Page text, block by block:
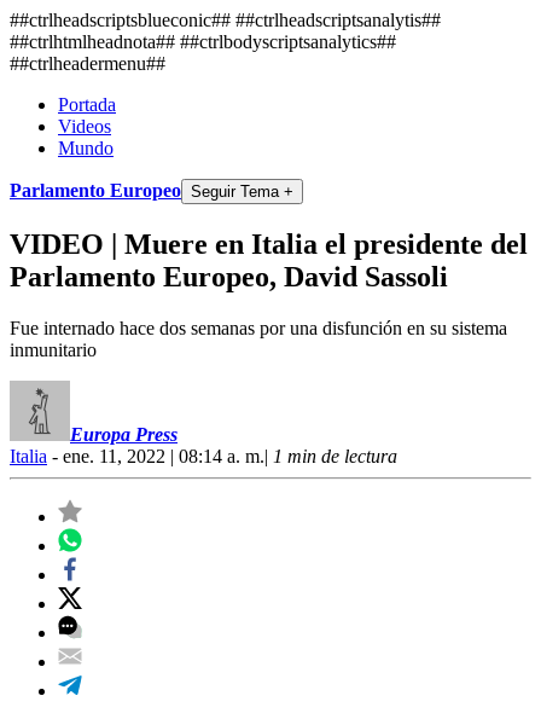
##ctrlheadscriptsblueconic## ##ctrlheadscriptsanalytis##
##ctrlhtmlheadnota## ##ctrlbodyscriptsanalytics##
##ctrlheadermenu##
Portada
Videos
Mundo
Parlamento Europeo Seguir Tema +
VIDEO | Muere en Italia el presidente del
Parlamento Europeo, David Sassoli
Fue internado hace dos semanas por una disfunción en su sistema
inmunitario
Europa Press
Italia - ene. 11, 2022 | 08:14 a. m.| 1 min de lectura